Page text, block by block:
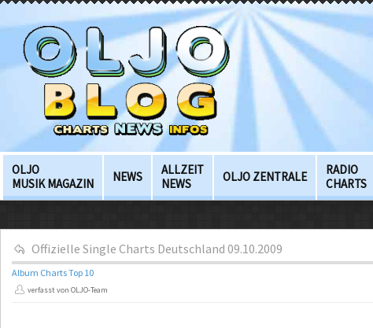
OLJO
MUSIK MAGAZIN
NEWS
ALLZEIT
NEWS
OLJO ZENTRALE
RADIO
CHARTS
Offizielle Single Charts Deutschland 09.10.2009
Album Charts Top 10
verfasst von OLJO-Team